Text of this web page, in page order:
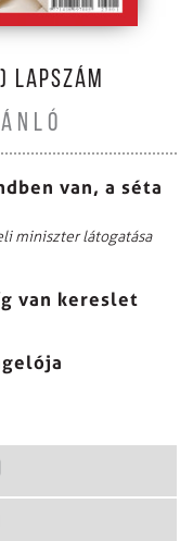
van, a séta
miniszter látogatása
van kereslet